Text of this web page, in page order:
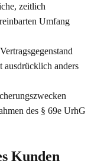
zeitlich
Umfang
ausdrücklich anders
des § 69e UrhG
Kunden